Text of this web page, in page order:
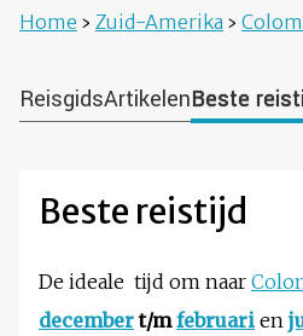
Home › Zuid-Amerika ›
ReisgidsArtikelenBeste
Beste reistijd
De ideale tijd om naar
decembert/mfebruari en